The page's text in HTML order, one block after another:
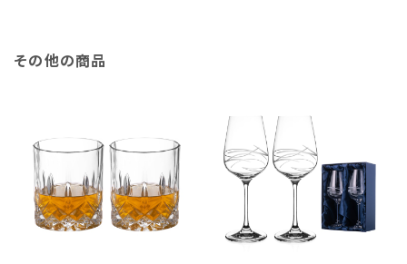
その他の商品